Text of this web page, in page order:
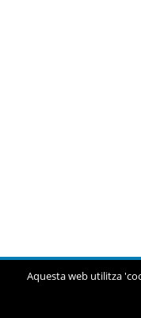
Aquesta web utilitza